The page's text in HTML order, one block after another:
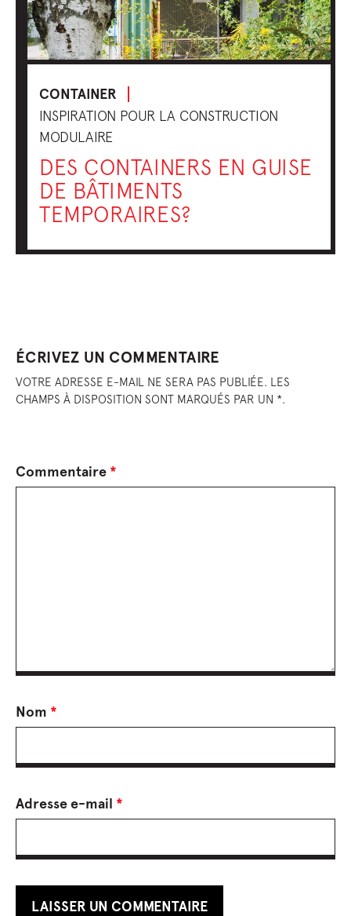
CONTAINER
INSPIRATION POUR LA CONSTRUCTION
MODULAIRE
DES CONTAINERS EN GUISE
DE BÂTIMENTS
TEMPORAIRES?
ÉCRIVEZ UN COMMENTAIRE
VOTRE ADRESSE E-MAIL NE SERA PAS PUBLIÉE. LES
CHAMPS À DISPOSITION SONT MARQUÉS PAR UN *.
Nom *
Adresse e-mail *
Commentaire *